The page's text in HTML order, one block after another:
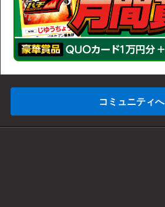
コミュニティへ